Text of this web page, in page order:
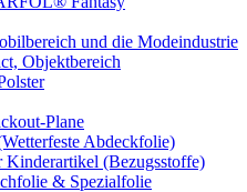
und die Modeindustrie
Objektbereich
Plane
Abdeckfolie)
(Bezugsstoffe)
& Spezialfolie